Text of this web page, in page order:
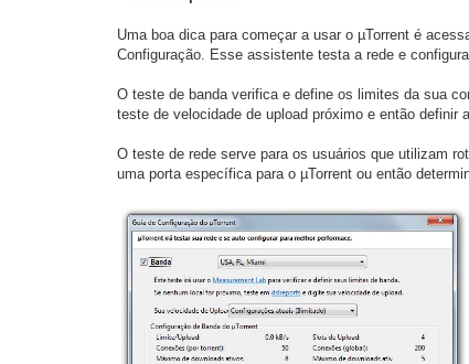
Uma boa dica para começar a usar o µTorrent é
Configuração. Esse assistente testa a rede e
O teste de banda verifica e define os limites da sua
teste de velocidade de upload próximo e então definir
O teste de rede serve para os usuários que utilizam
uma porta específica para o µTorrent ou então